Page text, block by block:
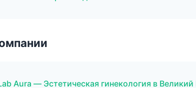
Aura — Эстетическая гинекология в